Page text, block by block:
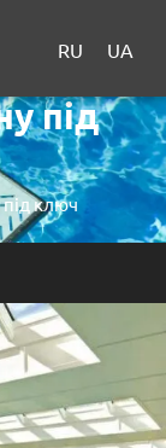
RU UA
під
під ключ